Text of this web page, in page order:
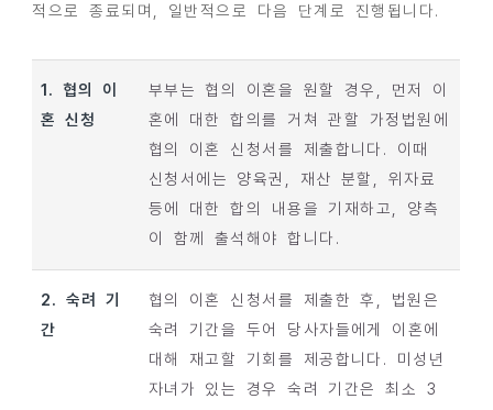
적으로 종료되며, 일반적으로 다음 단계로 진행됩니다.
1. 협의 이
혼 신청
부부는 협의 이혼을 원할 경우, 먼저 이
혼에 대한 합의를 거쳐 관할 가정법원에
협의 이혼 신청서를 제출합니다. 이때
신청서에는 양육권, 재산 분할, 위자료
등에 대한 합의 내용을 기재하고, 양측
이 함께 출석해야 합니다.
2. 숙려 기
간
협의 이혼 신청서를 제출한 후, 법원은
숙려 기간을 두어 당사자들에게 이혼에
대해 재고할 기회를 제공합니다. 미성년
자녀가 있는 경우 숙려 기간은 최소 3